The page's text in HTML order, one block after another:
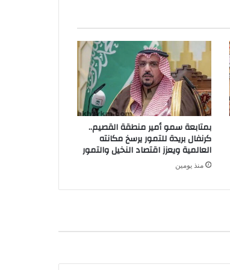
بمتابعة سمو أمير منطقة القصيم..
كرنفال بريدة للتمور يرسخ مكانته
العالمية ويعزز اقتصاد النخيل والتمور
منذ يومين